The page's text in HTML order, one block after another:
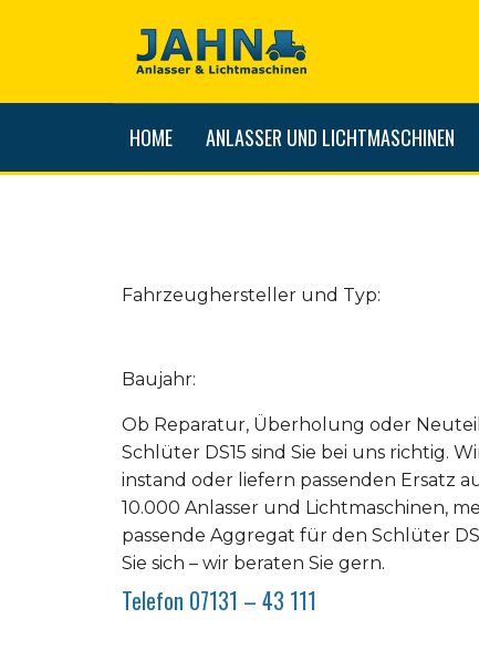
HOME ANLASSER UND LICHTMASCHINEN
Fahrzeughersteller und Typ:
Baujahr:
Ob Reparatur, Überholung oder
Schlüter DS15 sind Sie bei uns richtig.
instand oder liefern passenden Ersatz
10.000 Anlasser und Lichtmaschinen,
passende Aggregat für den Schlüter
Sie sich – wir beraten Sie gern.
Telefon 07131 – 43 111